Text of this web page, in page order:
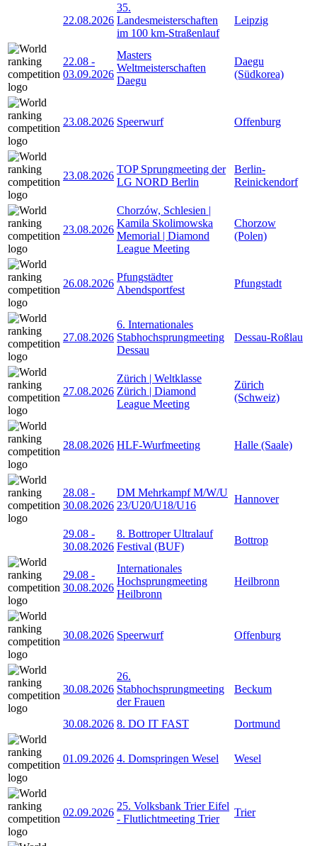
22.08.2026
35.
Landesmeisterschaften
im 100 km-Straßenlauf
Leipzig
22.08 -
03.09.2026
Masters
Weltmeisterschaften
Daegu
Daegu
(Südkorea)
23.08.2026 Speerwurf Offenburg
23.08.2026
TOP Sprungmeeting der
LG NORD Berlin
Berlin-
Reinickendorf
23.08.2026
Chorzów, Schlesien |
Kamila Skolimowska
Memorial | Diamond
League Meeting
Chorzow
(Polen)
26.08.2026
Pfungstädter
Abendsportfest
Pfungstadt
27.08.2026
6. Internationales
Stabhochsprungmeeting
Dessau
Dessau-Roßlau
27.08.2026
Zürich | Weltklasse
Zürich | Diamond
League Meeting
Zürich
(Schweiz)
28.08.2026 HLF-Wurfmeeting Halle (Saale)
28.08 -
30.08.2026
DM Mehrkampf M/W/U
23/U20/U18/U16
Hannover
29.08 -
30.08.2026
8. Bottroper Ultralauf
Festival (BUF)
Bottrop
29.08 -
30.08.2026
Internationales
Hochsprungmeeting
Heilbronn
Heilbronn
30.08.2026 Speerwurf Offenburg
30.08.2026
26.
Stabhochsprungmeeting
der Frauen
Beckum
30.08.2026 8. DO IT FAST Dortmund
01.09.2026 4. Domspringen Wesel Wesel
02.09.2026
25. Volksbank Trier Eifel
- Flutlichtmeeting Trier
Trier